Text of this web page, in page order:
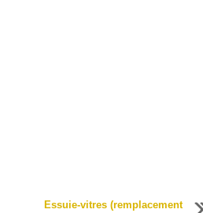
Essuie-vitres (remplacement